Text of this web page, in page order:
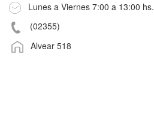
Lunes a Viernes 7:00 a 13:00 hs.
(02355)
Alvear 518